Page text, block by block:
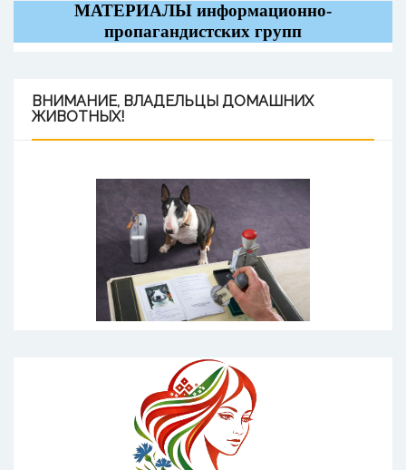
МАТЕРИАЛЫ информационно-
пропагандистских групп
ВНИМАНИЕ, ВЛАДЕЛЬЦЫ ДОМАШНИХ
ЖИВОТНЫХ!